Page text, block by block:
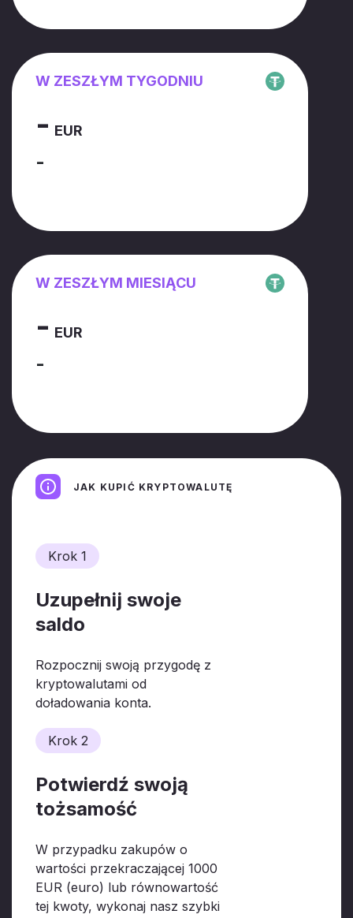
W ZESZŁYM TYGODNIU
- EUR
-
W ZESZŁYM MIESIĄCU
- EUR
-
JAK KUPIĆ KRYPTOWALUTĘ
Krok 1
Uzupełnij swoje
saldo
Rozpocznij swoją przygodę z
kryptowalutami od
doładowania konta.
Krok 2
Potwierdź swoją
tożsamość
W przypadku zakupów o
wartości przekraczającej 1000
EUR (euro) lub równowartość
tej kwoty, wykonaj nasz szybki